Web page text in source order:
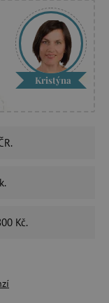
Kristýna
Kč.